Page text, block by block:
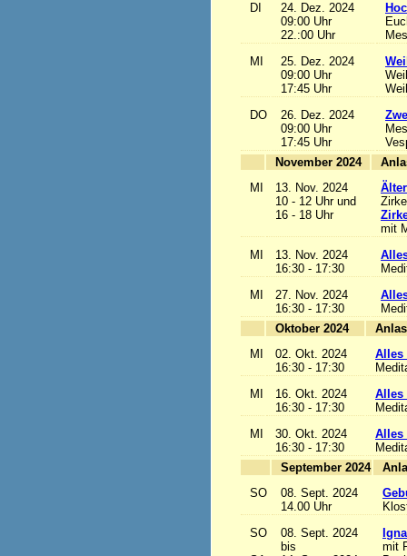
DI
24. Dez. 2024
09:00 Uhr
22.:00 Uhr
MI
25. Dez. 2024
09:00 Uhr
17:45 Uhr
DO
26. Dez. 2024
09:00 Uhr
17:45 Uhr
November 2024
MI
13. Nov. 2024
10 - 12 Uhr und
16 - 18 Uhr
mit
MI
13. Nov. 2024
16:30 - 17:30
MI
27. Nov. 2024
16:30 - 17:30
Oktober 2024
MI
02. Okt. 2024
16:30 - 17:30
Alles
MI
16. Okt. 2024
16:30 - 17:30
Alles
MI
30. Okt. 2024
16:30 - 17:30
Alles
September 2024
SO
08. Sept. 2024
14.00 Uhr
SO
08. Sept. 2024
bis
mit